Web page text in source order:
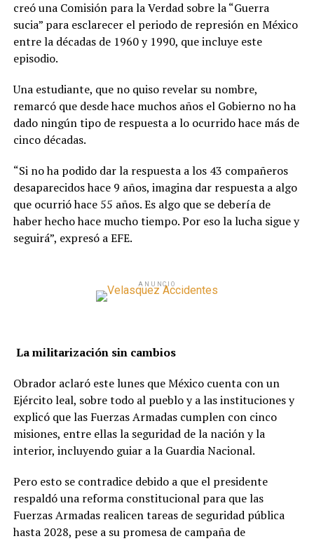
creó una Comisión para la Verdad sobre la “Guerra
sucia” para esclarecer el periodo de represión en México
entre la décadas de 1960 y 1990, que incluye este
episodio.
Una estudiante, que no quiso revelar su nombre,
remarcó que desde hace muchos años el Gobierno no ha
dado ningún tipo de respuesta a lo ocurrido hace más de
cinco décadas.
“Si no ha podido dar la respuesta a los 43 compañeros
desaparecidos hace 9 años, imagina dar respuesta a algo
que ocurrió hace 55 años. Es algo que se debería de
haber hecho hace mucho tiempo. Por eso la lucha sigue y
seguirá”, expresó a EFE.
ANUNCIO
La militarización sin cambios
Obrador aclaró este lunes que México cuenta con un
Ejército leal, sobre todo al pueblo y a las instituciones y
explicó que las Fuerzas Armadas cumplen con cinco
misiones, entre ellas la seguridad de la nación y la
interior, incluyendo guiar a la Guardia Nacional.
Pero esto se contradice debido a que el presidente
respaldó una reforma constitucional para que las
Fuerzas Armadas realicen tareas de seguridad pública
hasta 2028, pese a su promesa de campaña de